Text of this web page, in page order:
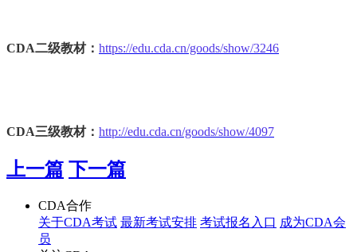
CDA二级教材： https://edu.cda.cn/goods/show/3246
CDA三级教材： http://edu.cda.cn/goods/show/4097
上一篇 下一篇
CDA合作
关于CDA考试 最新考试安排 考试报名入口 成为CDA会
员